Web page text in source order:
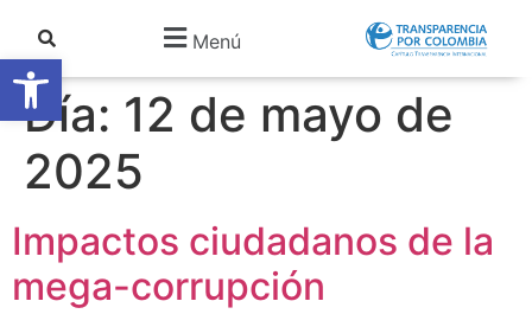
Abrir barra de herramientas
Menú
Día: 12 de mayo de
2025
Impactos ciudadanos de la
mega-corrupción